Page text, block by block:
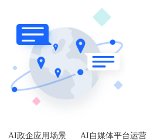
AI政企应用场景 AI自媒体平台运营